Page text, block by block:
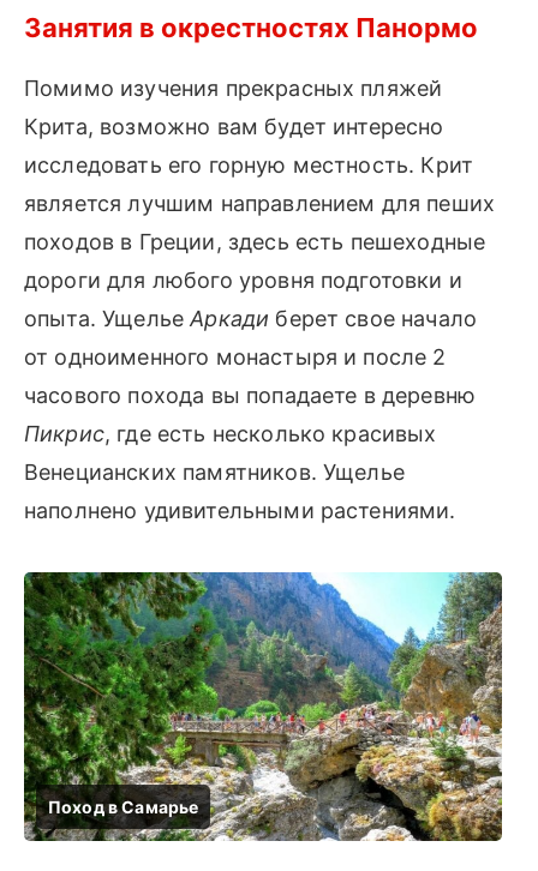
Занятия в окрестностях Панормо
Помимо изучения прекрасных пляжей
Крита, возможно вам будет интересно
исследовать его горную местность. Крит
является лучшим направлением для пеших
походов в Греции, здесь есть пешеходные
дороги для любого уровня подготовки и
опыта. УщельеАркади берет свое начало
от одноименного монастыря и после 2
часового похода вы попадаете в деревню
Пикрис, где есть несколько красивых
Венецианских памятников. Ущелье
наполнено удивительными растениями.